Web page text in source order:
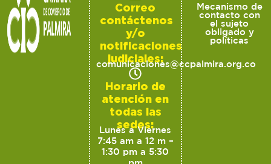
Correo
contáctenos
y/o
notificaciones
judiciales:
comunicaciones@ccpalmira.org.co
Horario de
atención en
todas las
sedes:
Lunes a Viernes
7:45 am a 12 m –
1:30 pm a 5:30
Mecanismo de
contacto con
el sujeto
obligado y
políticas